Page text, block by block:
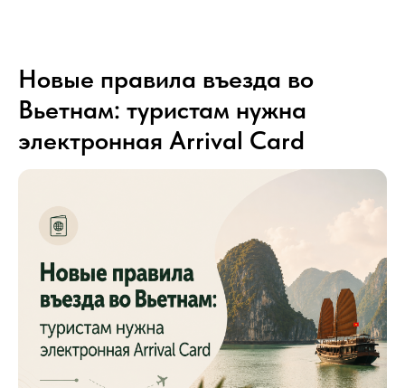
Новые правила въезда во
Вьетнам: туристам нужна
электронная Arrival Card